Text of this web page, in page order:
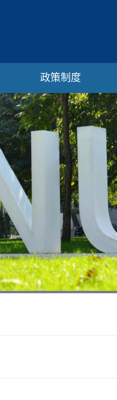
政策制度